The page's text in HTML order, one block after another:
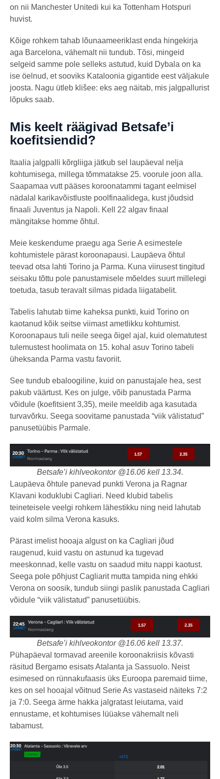
on nii Manchester Unitedi kui ka Tottenham Hotspuri
huvist.
Kõige rohkem tahab lõunaameeriklast enda hingekirja
aga Barcelona, vähemalt nii tundub. Tõsi, mingeid
selgeid samme pole selleks astutud, kuid Dybala on ka
ise öelnud, et sooviks Kataloonia gigantide eest väljakule
joosta. Nagu ütleb klišee: eks aeg näitab, mis jalgpallurist
lõpuks saab.
Mis keelt räägivad Betsafe’i
koefitsiendid?
Itaalia jalgpalli kõrgliiga jätkub sel laupäeval nelja
kohtumisega, millega tõmmatakse 25. voorule joon alla.
Saapamaa vutt pääses koroonatammi tagant eelmisel
nädalal karikavõistluste poolfinaalidega, kust jõudsid
finaali Juventus ja Napoli. Kell 22 algav finaal
mängitakse homme õhtul.
Meie keskendume praegu aga Serie A esimestele
kohtumistele pärast koroonapausi. Laupäeva õhtul
teevad otsa lahti Torino ja Parma. Kuna viirusest tingitud
seisaku tõttu pole panustamisele mõeldes suurt millelegi
toetuda, tasub teravalt silmas pidada liigatabelit.
Tabelis lahutab tiime kaheksa punkti, kuid Torino on
kaotanud kõik seitse viimast ametlikku kohtumist.
Koroonapaus tuli neile seega õigel ajal, kuid olematutest
tulemustest hoolimata on 15. kohal asuv Torino tabeli
üheksanda Parma vastu favoriit.
See tundub ebaloogiline, kuid on panustajale hea, sest
pakub väärtust. Kes on julge, võib panustada Parma
võidule (koefitsient 3,35), meile meeldib aga kasutada
turvavõrku. Seega soovitame panustada “viik välistatud”
panusetüübis Parmale.
Betsafe’i kihlveokontor @16.06 kell 13.34.
Laupäeva õhtule panevad punkti Verona ja Ragnar
Klavani koduklubi Cagliari. Need klubid tabelis
teineteisele veelgi rohkem lähestikku ning neid lahutab
vaid kolm silma Verona kasuks.
Pärast imelist hooaja algust on ka Cagliari jõud
raugenud, kuid vastu on astunud ka tugevad
meeskonnad, kelle vastu on saadud mitu nappi kaotust.
Seega pole põhjust Cagliarit mutta tampida ning ehkki
Verona on soosik, tundub siingi paslik panustada Cagliari
võidule “viik välistatud” panusetüübis.
Betsafe’i kihlveokontor @16.06 kell 13.37.
Pühapäeval tormavad areenile koroonakriisis kõvasti
räsitud Bergamo esisats Atalanta ja Sassuolo. Neist
esimesed on rünnakufaasis üks Euroopa paremaid tiime,
kes on sel hooajal võitnud Serie As vastaseid näiteks 7:2
ja 7:0. Seega ärme hakka jalgratast leiutama, vaid
ennustame, et kohtumises lüüakse vähemalt neli
tabamust.